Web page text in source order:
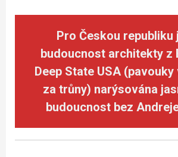
Pro Českou republiku
budoucnost architekty z
Deep State USA
za trůny) narýsována
budoucnost bez